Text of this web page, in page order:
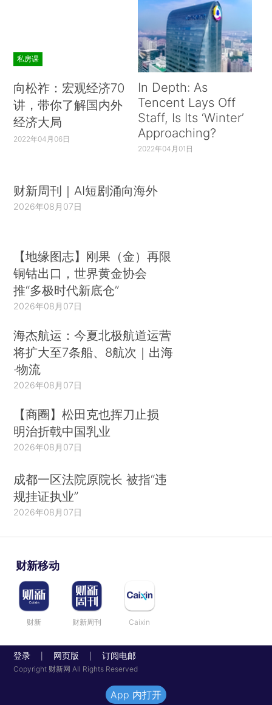
私房课
向松祚：宏观经济70
讲，带你了解国内外
经济大局
2022年04月06日
In Depth: As
Tencent Lays Off
Staff, Is Its ‘Winter’
Approaching?
2022年04月01日
财新周刊｜AI短剧涌向海外
2026年08月07日
【地缘图志】刚果（金）再限
铜钴出口，世界黄金协会
推“多极时代新底仓”
2026年08月07日
海杰航运：今夏北极航道运营
将扩大至7条船、8航次｜出海
·物流
2026年08月07日
【商圈】松田克也挥刀止损
明治折戟中国乳业
2026年08月07日
成都一区法院原院长 被指“违
规挂证执业”
2026年08月07日
财新移动
财新 财新周刊 Caixin
登录 网页版 订阅电邮
Copyright 财新网 All Rights Reserved
App 内打开